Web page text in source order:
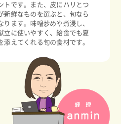
トです。また、皮にハリとつ
新鮮なものを選ぶと、旬なら
ます。味噌炒めや煮浸し、
立に使いやすく、給食でも夏
えてくれる旬の食材です。